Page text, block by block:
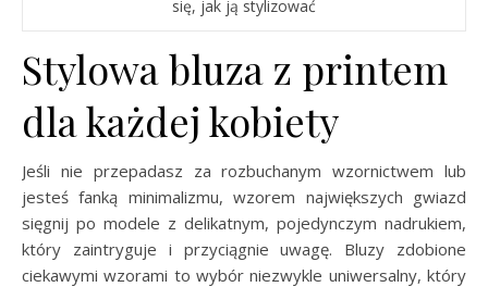
się, jak ją stylizować
Stylowa bluza z printem
dla każdej kobiety
Jeśli nie przepadasz za rozbuchanym wzornictwem lub
jesteś fanką minimalizmu, wzorem największych gwiazd
sięgnij po modele z delikatnym, pojedynczym nadrukiem,
który zaintryguje i przyciągnie uwagę. Bluzy zdobione
ciekawymi wzorami to wybór niezwykle uniwersalny, który